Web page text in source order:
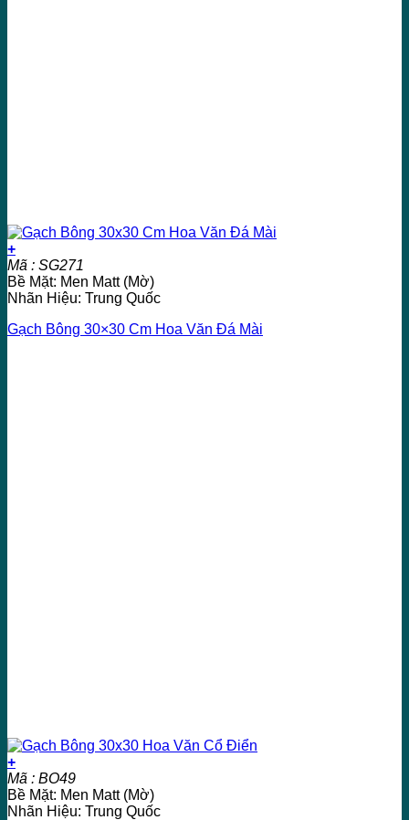
+
Mã : SG271
Bề Mặt: Men Matt (Mờ)
Nhãn Hiệu: Trung Quốc
Gạch Bông 30×30 Cm Hoa Văn Đá Mài
+
Mã : BO49
Bề Mặt: Men Matt (Mờ)
Nhãn Hiệu: Trung Quốc